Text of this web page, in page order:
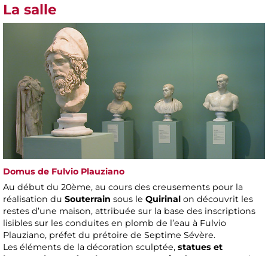
La salle
Domus de Fulvio Plauziano
Au début du 20ème, au cours des creusements pour la
réalisation du Souterrain sous le Quirinal on découvrit les
restes d’une maison, attribuée sur la base des inscriptions
lisibles sur les conduites en plomb de l’eau à Fulvio
Plauziano, préfet du prétoire de Septime Sévère.
Les éléments de la décoration sculptée, statues et